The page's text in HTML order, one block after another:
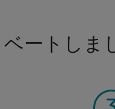
ートしま